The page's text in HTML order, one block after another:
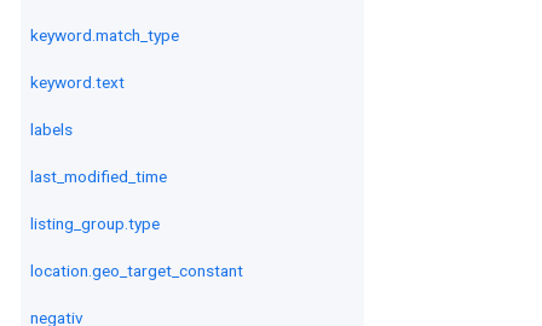
keyword.match_type
keyword.text
labels
last_modified_time
listing_group.type
location.geo_target_constant
negativ